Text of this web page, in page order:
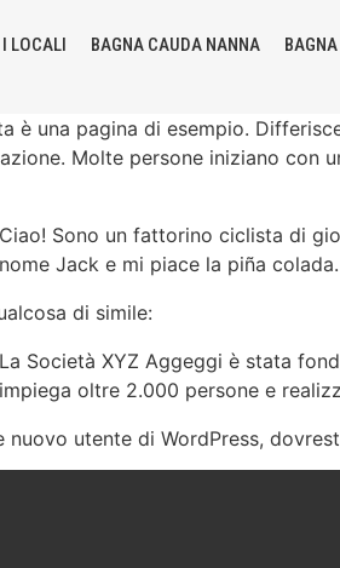
I LOCALI BAGNA CAUDA NANNA
è una pagina di esempio.
Molte persone iniziano con
Ciao! Sono un fattorino ciclista di
nome Jack e mi piace la piña
di simile:
La Società XYZ Aggeggi è stata
impiega oltre 2.000 persone e
nuovo utente di WordPress,